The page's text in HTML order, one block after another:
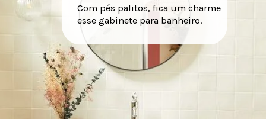
Com pés palitos, fica um charme
esse gabinete para banheiro.